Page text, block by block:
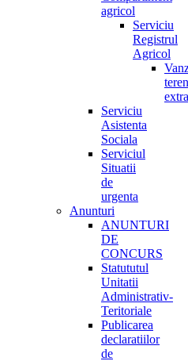
agricol
Serviciu
Registrul
Agricol
Serviciu
Asistenta
Sociala
Serviciul
Situatii
de
urgenta
Anunturi
ANUNTURI
DE
CONCURS
Statututul
Unitatii
Administrativ-
Teritoriale
Publicarea
declaratiilor
de